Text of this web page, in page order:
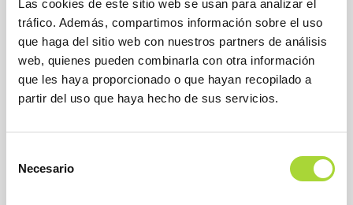
Las cookies de este sitio web se usan para analizar el
tráfico. Además, compartimos información sobre el uso
que haga del sitio web con nuestros partners de análisis
web, quienes pueden combinarla con otra información
que les haya proporcionado o que hayan recopilado a
partir del uso que haya hecho de sus servicios.
Necesario
Una entrevista a Encarna Cruz, directora general de
BioSim, en El Global, en la que afirma que " en el año 2022,
hemos estimado que el ahorro producido por la utilización
de medicamentos biosimilares es superior a los 1.000
millones de euros anuales, y eso es un 6 % de la factura
READ MORE